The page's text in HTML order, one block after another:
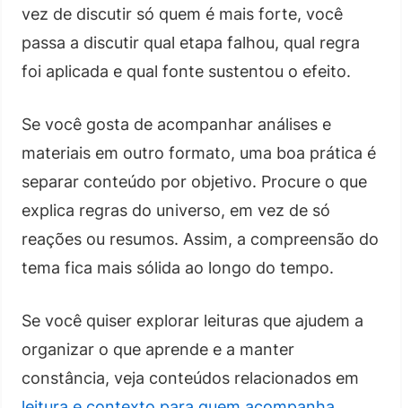
vez de discutir só quem é mais forte, você
passa a discutir qual etapa falhou, qual regra
foi aplicada e qual fonte sustentou o efeito.
Se você gosta de acompanhar análises e
materiais em outro formato, uma boa prática é
separar conteúdo por objetivo. Procure o que
explica regras do universo, em vez de só
reações ou resumos. Assim, a compreensão do
tema fica mais sólida ao longo do tempo.
Se você quiser explorar leituras que ajudem a
organizar o que aprende e a manter
constância, veja conteúdos relacionados em